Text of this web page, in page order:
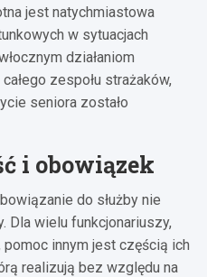
jest natychmiastowa
w sytuacjach
działaniom
zespołu strażaków,
seniora zostało
i obowiązek
do służby nie
Dla wielu funkcjonariuszy,
innym jest częścią ich
realizują bez względu na